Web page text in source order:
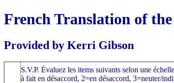
French Translation of the
Provided by Kerri Gibson
S.V.P. Ėvaluez les items suivants selon une
à fait en désaccord, 2=en désaccord, 3=neuter/